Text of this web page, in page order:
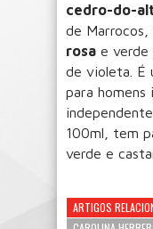
cedro-do-
de
rosa e verde
de violeta. É
para
100ml, tem
verde e
ARTIGOS